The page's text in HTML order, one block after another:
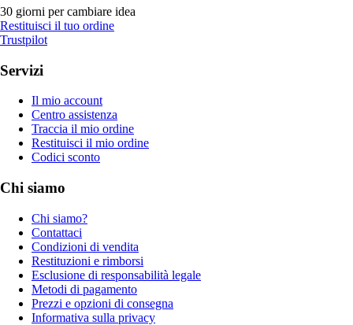
30 giorni per cambiare idea
Restituisci il tuo ordine
Trustpilot
Servizi
Il mio account
Centro assistenza
Traccia il mio ordine
Restituisci il mio ordine
Codici sconto
Chi siamo
Chi siamo?
Contattaci
Condizioni di vendita
Restituzioni e rimborsi
Esclusione di responsabilità legale
Metodi di pagamento
Prezzi e opzioni di consegna
Informativa sulla privacy